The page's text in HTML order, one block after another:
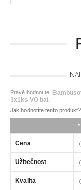
Právě hodnotíte:
3x1ks VO bal.
Jak hodnotíte tento produkt?
*
Cena
Užitečnost
Kvalita